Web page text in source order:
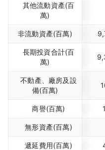
其他流動資產(百
萬)
非流動資產(百萬)
長期投資合計(百
萬)
不動產、廠房及設
備(百萬)
商譽(百萬)
無形資產(百萬)
遞延費用(百萬)